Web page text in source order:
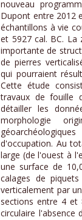
nouveau
Dupont entre 2012
échantillons à vie
et 5927 cal. BC. La
importante de
de pierres
qui pourraient
Cette étude
travaux de fouille
détailler les
morphologie
d'occupation. Au
large (de l'ouest à
une surface de
calages de
verticalement par
sections entre 4 et
circulaire l'absence